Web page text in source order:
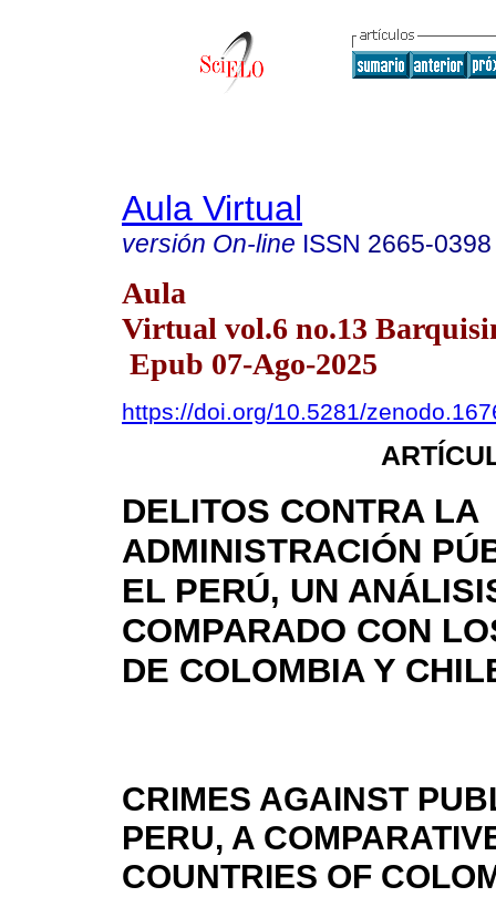
Aula Virtual
versión On-line ISSN 2665-0398
Aula
Virtual vol.6 no.13
Epub 07-Ago-2025
https://doi.org/10.5281/
DELITOS CONTRA LA
ADMINISTRACIÓN
EL PERÚ, UN
COMPARADO CON
DE COLOMBIA Y
CRIMES AGAINST
PERU, A
COUNTRIES OF